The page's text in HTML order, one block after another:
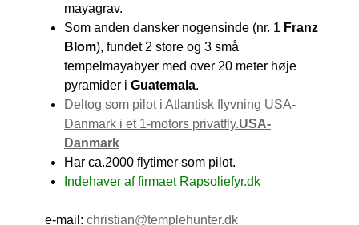
mayagrav.
Som anden dansker nogensinde (nr. 1 Franz
Blom), fundet 2 store og 3 små
tempelmayabyer med over 20 meter høje
pyramider i Guatemala.
Deltog som pilot i Atlantisk flyvning USA-
Danmark i et 1-motors privatfly.USA-
Danmark
Har ca.2000 flytimer som pilot.
Indehaver af firmaet Rapsoliefyr.dk
e-mail: christian@templehunter.dk